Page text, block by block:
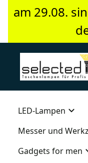
am 29.08.
LED-Lampen
Messer und
Gadgets for men